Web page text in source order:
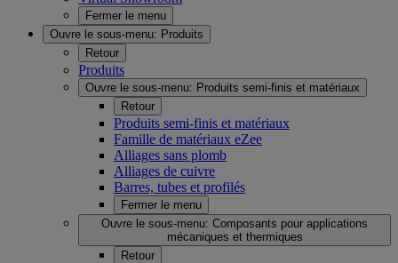
Fermer le menu
Ouvre le sous-menu: Produits
Retour
Produits
Ouvre le sous-menu: Produits semi-finis et matériaux
Retour
Produits semi-finis et matériaux
Famille de matériaux eZee
Alliages sans plomb
Alliages de cuivre
Barres, tubes et profilés
Fermer le menu
Ouvre le sous-menu: Composants pour applications
mécaniques et thermiques
Retour